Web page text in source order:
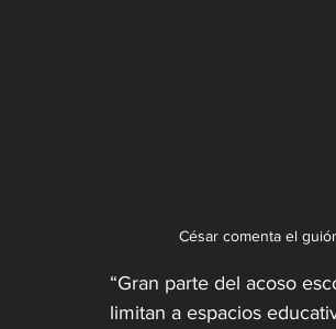
César comenta el
“Gran parte del acoso
limitan a espacios